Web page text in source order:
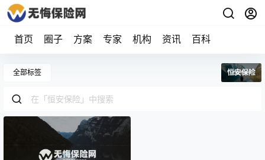
首页 圈子 方案 专家 机构 资讯 百科
全部标签 恒安保险